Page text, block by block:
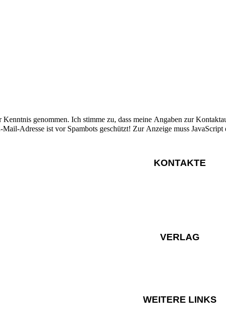
genommen. Ich stimme zu, dass meine Angaben zur Kontaktaufnahme und Bearbeitung gespeichert werden. Hinweis: Sie können Ihre Einwilligung
Mail-Adresse ist vor Spambots geschützt! Zur Anzeige muss JavaScript
KONTAKTE
VERLAG
WEITERE LINKS